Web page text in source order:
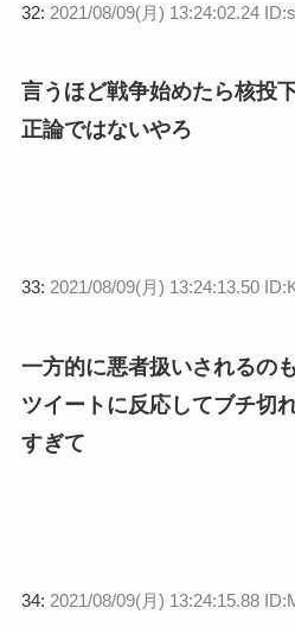
32: 2021/08/09(月) 13:24:02.24
言うほど戦争始めたら核投
正論ではないやろ
33: 2021/08/09(月) 13:24:13.50
一方的に悪者扱いされるの
ツイートに反応してブチ切
すぎて
34: 2021/08/09(月) 13:24:15.88